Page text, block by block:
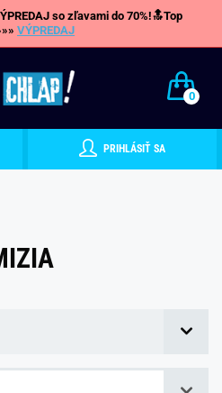
so zľavami do 70%!🔝Top
VÝPREDAJ
0
PRIHLÁSIŤ SA